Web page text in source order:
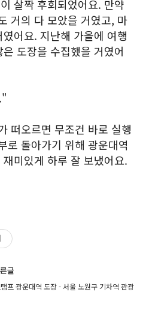
살짝 후회되었어요. 만약
거의 다 모았을 거였고, 마
어요. 지난해 가을에 여행
도장을 수집했을 거였어
떠오르면 무조건 바로 실행
로 돌아가기 위해 광운대역
미있게 하루 잘 보냈어요.
글
프 광운대역 도장 - 서울 노원구 기차역 관광